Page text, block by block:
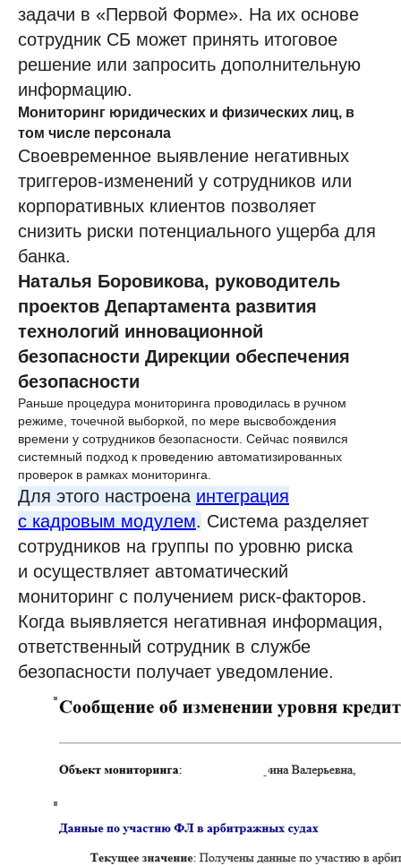
задачи в «Первой Форме». На их основе
сотрудник СБ может принять итоговое
решение или запросить дополнительную
информацию.
Мониторинг юридических и физических лиц, в
том числе персонала
Своевременное выявление негативных
триггеров-изменений у сотрудников или
корпоративных клиентов позволяет
снизить риски потенциального ущерба для
банка.
Наталья Боровикова, руководитель
проектов Департамента развития
технологий инновационной
безопасности Дирекции обеспечения
безопасности
Раньше процедура мониторинга проводилась в ручном
режиме, точечной выборкой, по мере высвобождения
времени у сотрудников безопасности. Сейчас появился
системный подход к проведению автоматизированных
проверок в рамках мониторинга.
Для этого настроена интеграция
с кадровым модулем. Система разделяет
сотрудников на группы по уровню риска
и осуществляет автоматический
мониторинг с получением риск-факторов.
Когда выявляется негативная информация,
ответственный сотрудник в службе
безопасности получает уведомление.